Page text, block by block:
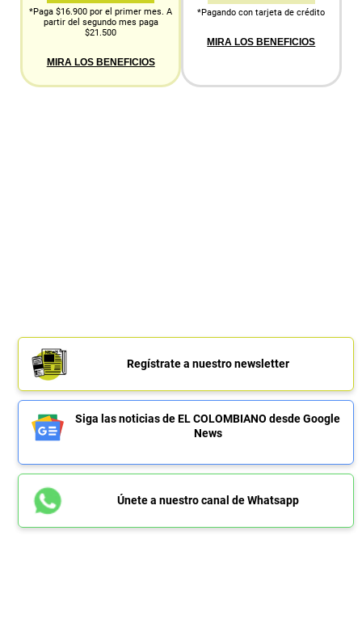
*Paga $16.900 por el primer mes. A
partir del segundo mes paga
$21.500
MIRA LOS BENEFICIOS
*Pagando con tarjeta de crédito
MIRA LOS BENEFICIOS
Regístrate a nuestro newsletter
Siga las noticias de EL COLOMBIANO desde Google
News
Únete a nuestro canal de Whatsapp